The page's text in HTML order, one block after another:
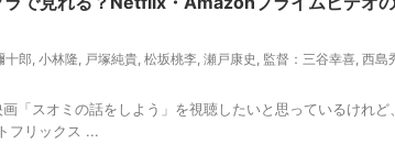
十郎, 小林隆, 戸塚純貴, 松坂桃李, 瀬戸康史 , 監督：三谷幸喜, 西島
「スオミの話をしよう」を視聴したいと思っているけれど
フリックス ...